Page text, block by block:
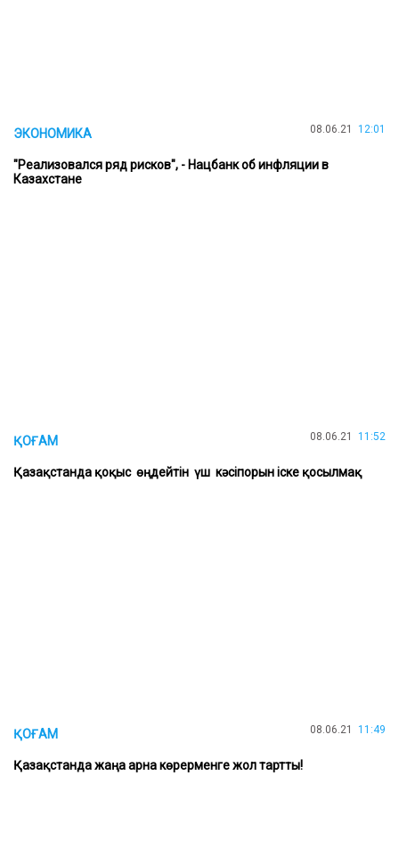
ЭКОНОМИКА 08.06.21 12:01
"Реализовался ряд рисков", - Нацбанк об инфляции в
Казахстане
ҚОҒАМ 08.06.21 11:52
Қазақстанда қоқыс өңдейтін үш кәсіпорын іске қосылмақ
ҚОҒАМ 08.06.21 11:49
Қазақстанда жаңа арна көрерменге жол тартты!